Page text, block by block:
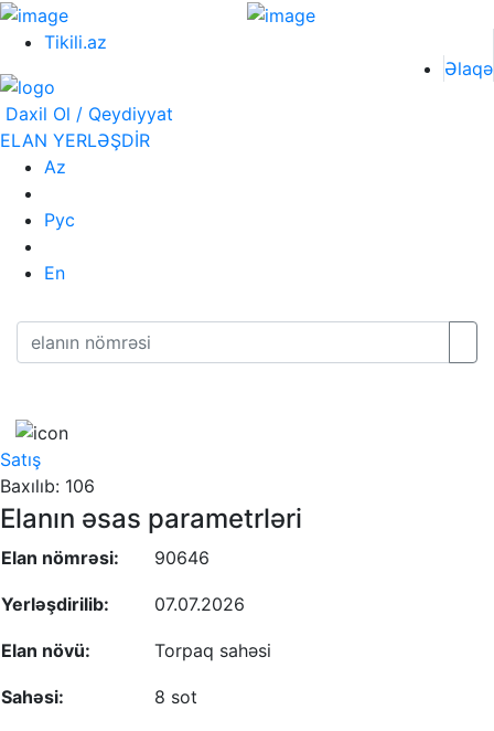
Tikili.az
Əlaqə
Daxil Ol / Qeydiyyat
ELAN YERLƏŞDİR
Az
Рус
En
Satış
Baxılıb: 106
Elanın əsas parametrləri
Elan nömrəsi: 90646
Yerləşdirilib: 07.07.2026
Elan növü: Torpaq sahəsi
Sahəsi: 8 sot